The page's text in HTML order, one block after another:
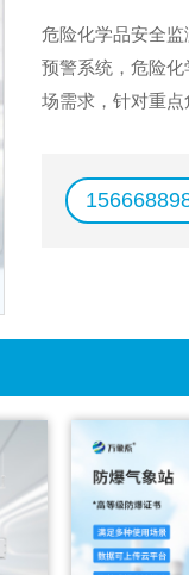
危险化学品安全
预警系统，危险
场需求，针对重点